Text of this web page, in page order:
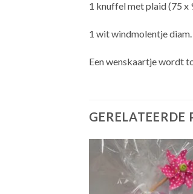
1 knuffel met plaid (75 x
1 wit windmolentje diam.
Een wenskaartje wordt
GERELATEERDE